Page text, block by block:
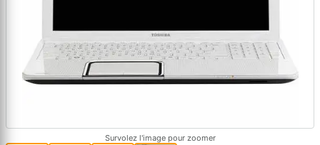
Survolez l'image pour zoomer